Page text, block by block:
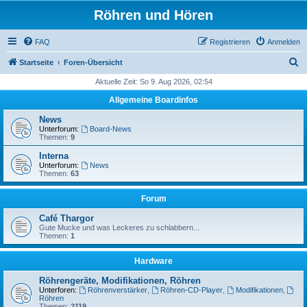
Röhren und Hören
FAQ Anmelden
Registrieren
Startseite Foren-Übersicht
h
Aktuelle Zeit: So 9. Aug 2026, 02:54
Allgemeine Boardinfos
News
Unterforum:
Board-News
Themen: 9
Interna
Unterforum:
News
Themen: 63
Forum
Café Thargor
Gute Mucke und was Leckeres zu schlabbern...
Themen: 1
Hardware
Röhrengeräte, Modifikationen, Röhren
Unterforen: Röhrenverstärker, Röhren-CD-Player, Modifikationen,
Röhren